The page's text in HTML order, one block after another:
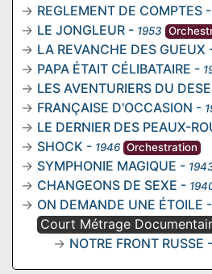
REGLEMENT DE COMPTES -
LE JONGLEUR - 1953
LA REVANCHE DES GUEUX
PAPA ÉTAIT CÉLIBATAIRE -
LES AVENTURIERS DU
FRANÇAISE D'OCCASION -
LE DERNIER DES PEAUX-
SHOCK - 1946 Orchestration
SYMPHONIE MAGIQUE -
CHANGEONS DE SEXE -
ON DEMANDE UNE ÉTOILE -
Court Métrage
NOTRE FRONT RUSSE -